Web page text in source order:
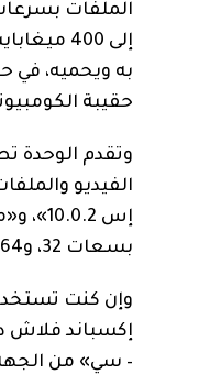
الملفات
إلى 400
به ويحميه، في
حقيبة
بسعات 32، و64، و128، و256، و512 غيغابايت بأسعار تتراوح بين 37 و199 ريالاً سعودياً (10 إلى 53 دولاراً أميركياً).
– سي» من الجهة